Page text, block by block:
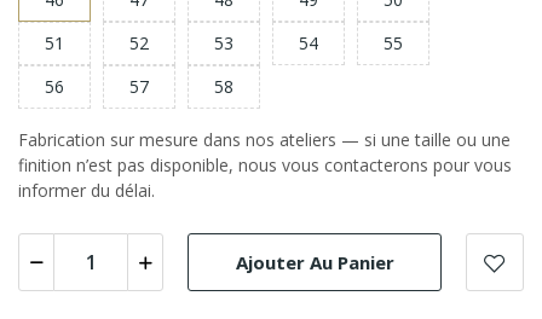
51
52 53 54
55
56
57 58
Fabrication sur mesure dans nos ateliers — si une taille ou une
finition n’est pas disponible, nous vous contacterons pour vous
informer du délai.
Ajouter Au Panier